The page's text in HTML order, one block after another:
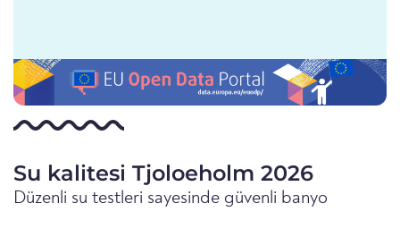
Su kalitesi Tjoloeholm 2026
Düzenli su testleri sayesinde güvenli banyo